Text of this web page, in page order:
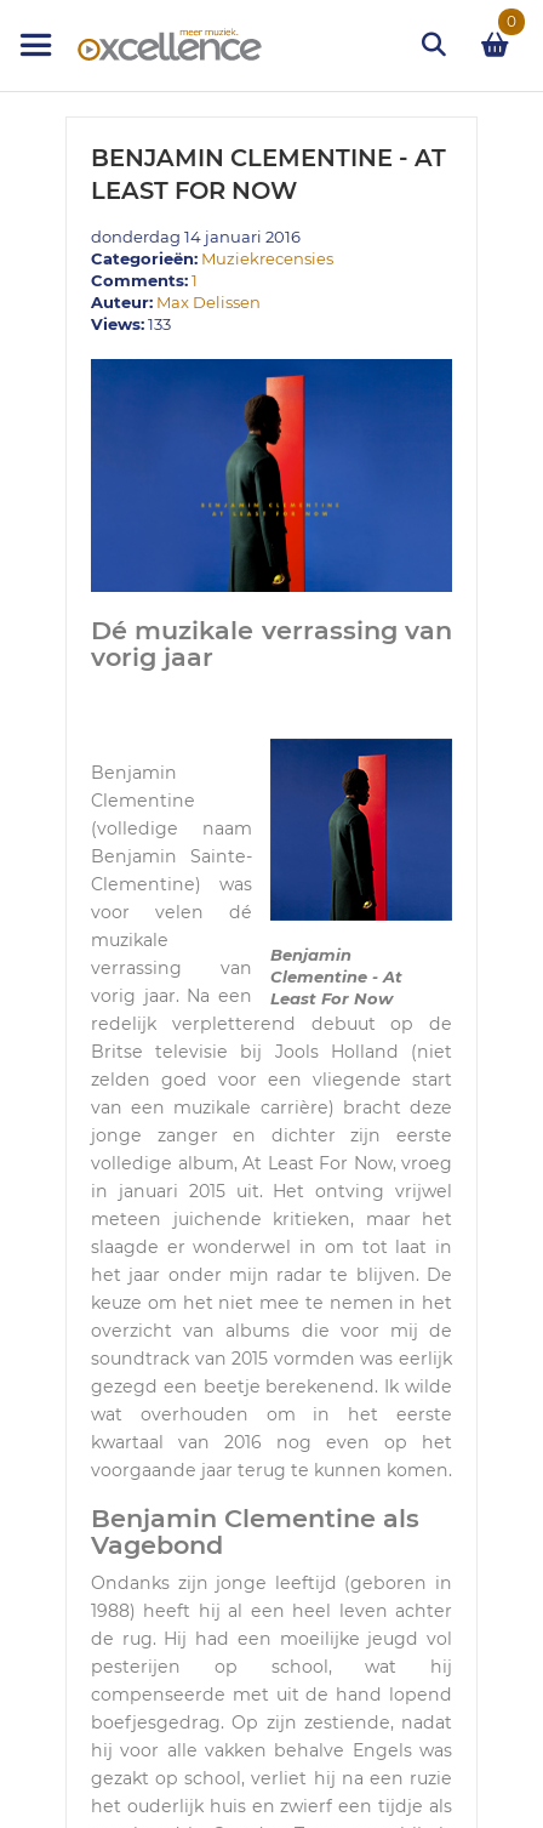
naar
de
0
Zoek
BENJAMIN CLEMENTINE - AT
LEAST FOR NOW
donderdag 14 januari 2016
Categorieën: Muziekrecensies
Comments:1
Auteur: Max Delissen
Views:133
Dé muzikale verrassing van
vorig jaar
Benjamin
Clementine - At
Least For Now
Benjamin
Clementine
(volledige naam
Benjamin Sainte-
Clementine) was
voor velen dé
muzikale
verrassing van
vorig jaar. Na een
redelijk verpletterend debuut op de
Britse televisie bij Jools Holland (niet
zelden goed voor een vliegende start
van een muzikale carrière) bracht deze
jonge zanger en dichter zijn eerste
volledige album, At Least For Now, vroeg
in januari 2015 uit. Het ontving vrijwel
meteen juichende kritieken, maar het
slaagde er wonderwel in om tot laat in
het jaar onder mijn radar te blijven. De
keuze om het niet mee te nemen in het
overzicht van albums die voor mij de
soundtrack van 2015 vormden was eerlijk
gezegd een beetje berekenend. Ik wilde
wat overhouden om in het eerste
kwartaal van 2016 nog even op het
voorgaande jaar terug te kunnen komen.
Benjamin Clementine als
Vagebond
Ondanks zijn jonge leeftijd (geboren in
1988) heeft hij al een heel leven achter
de rug. Hij had een moeilijke jeugd vol
pesterijen op school, wat hij
compenseerde met uit de hand lopend
boefjesgedrag. Op zijn zestiende, nadat
hij voor alle vakken behalve Engels was
gezakt op school, verliet hij na een ruzie
het ouderlijk huis en zwierf een tijdje als